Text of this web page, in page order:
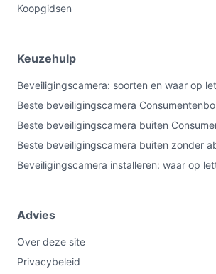
Koopgidsen
Keuzehulp
Beveiligingscamera: soorten en waar op
Beste beveiligingscamera
Beste beveiligingscamera buiten
Beste beveiligingscamera buiten zonder
Beveiligingscamera installeren: waar op
Advies
Over deze site
Privacybeleid